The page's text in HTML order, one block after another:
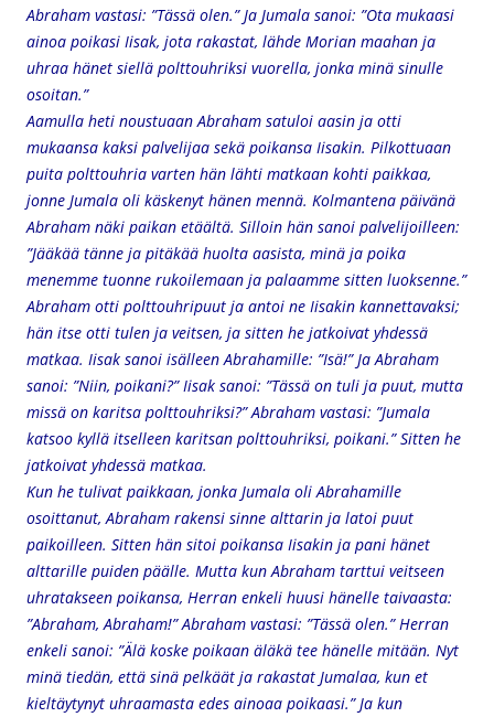
Abraham vastasi: ”Tässä olen.” Ja Jumala sanoi: ”Ota mukaasi
ainoa poikasi Iisak, jota rakastat, lähde Morian maahan ja
uhraa hänet siellä polttouhriksi vuorella, jonka minä sinulle
osoitan.”
Aamulla heti noustuaan Abraham satuloi aasin ja otti
mukaansa kaksi palvelijaa sekä poikansa Iisakin. Pilkottuaan
puita polttouhria varten hän lähti matkaan kohti paikkaa,
jonne Jumala oli käskenyt hänen mennä. Kolmantena päivänä
Abraham näki paikan etäältä. Silloin hän sanoi palvelijoilleen:
”Jääkää tänne ja pitäkää huolta aasista, minä ja poika
menemme tuonne rukoilemaan ja palaamme sitten luoksenne.”
Abraham otti polttouhripuut ja antoi ne Iisakin kannettavaksi;
hän itse otti tulen ja veitsen, ja sitten he jatkoivat yhdessä
matkaa. Iisak sanoi isälleen Abrahamille: ”Isä!” Ja Abraham
sanoi: ”Niin, poikani?” Iisak sanoi: ”Tässä on tuli ja puut, mutta
missä on karitsa polttouhriksi?” Abraham vastasi: ”Jumala
katsoo kyllä itselleen karitsan polttouhriksi, poikani.” Sitten he
jatkoivat yhdessä matkaa.
Kun he tulivat paikkaan, jonka Jumala oli Abrahamille
osoittanut, Abraham rakensi sinne alttarin ja latoi puut
paikoilleen. Sitten hän sitoi poikansa Iisakin ja pani hänet
alttarille puiden päälle. Mutta kun Abraham tarttui veitseen
uhratakseen poikansa, Herran enkeli huusi hänelle taivaasta:
”Abraham, Abraham!” Abraham vastasi: ”Tässä olen.” Herran
enkeli sanoi: ”Älä koske poikaan äläkä tee hänelle mitään. Nyt
minä tiedän, että sinä pelkäät ja rakastat Jumalaa, kun et
kieltäytynyt uhraamasta edes ainoaa poikaasi.” Ja kun